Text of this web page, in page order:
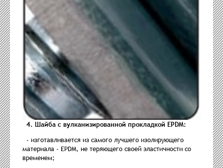
4. Шайба с вулканизированной прокладкой EPDM:
- изготавливается из самого лучшего изолирующего
материала - EPDM, не теряющего своей эластичности со
временем;